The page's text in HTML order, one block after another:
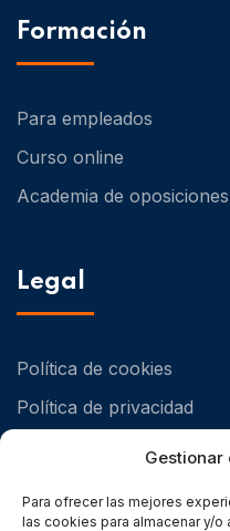
Gestionar
Para ofrecer las mejores
las cookies para almacenar y/
Formación
Para empleados
Curso online
Academia de oposiciones
Legal
Política de cookies
Política de privacidad